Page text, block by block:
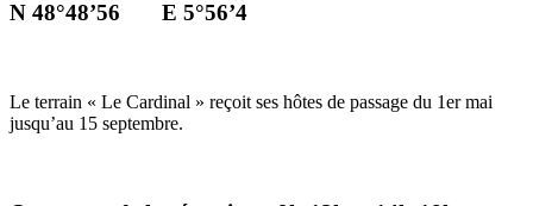
N 48°48’56 E 5°56’4
Le terrain « Le Cardinal » reçoit ses hôtes de passage du 1er mai
jusqu’au 15 septembre.